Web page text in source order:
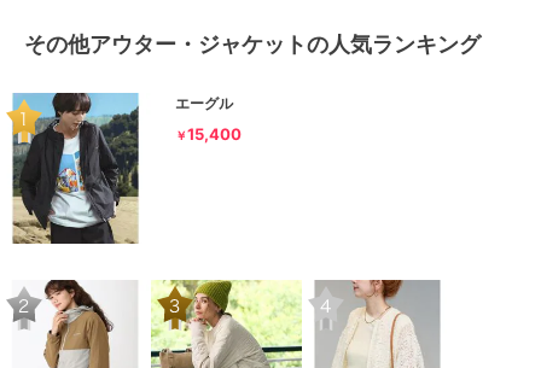
その他アウター・ジャケットの人気ランキング
エーグル
￥15,400